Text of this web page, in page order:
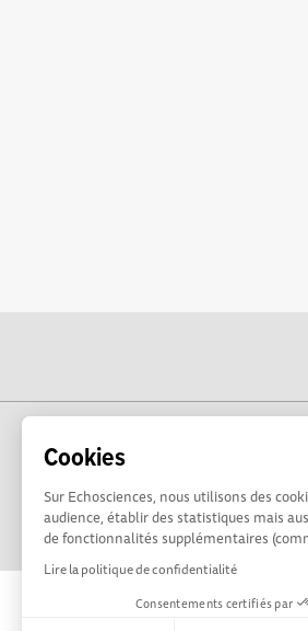
Cookies
Sur Echosciences, nous utilisons des
audience, établir des statistiques mais
de fonctionnalités supplémentaires
Lire la politique de confidentialité
Consentements certifiés par
La plateforme
sciences et de